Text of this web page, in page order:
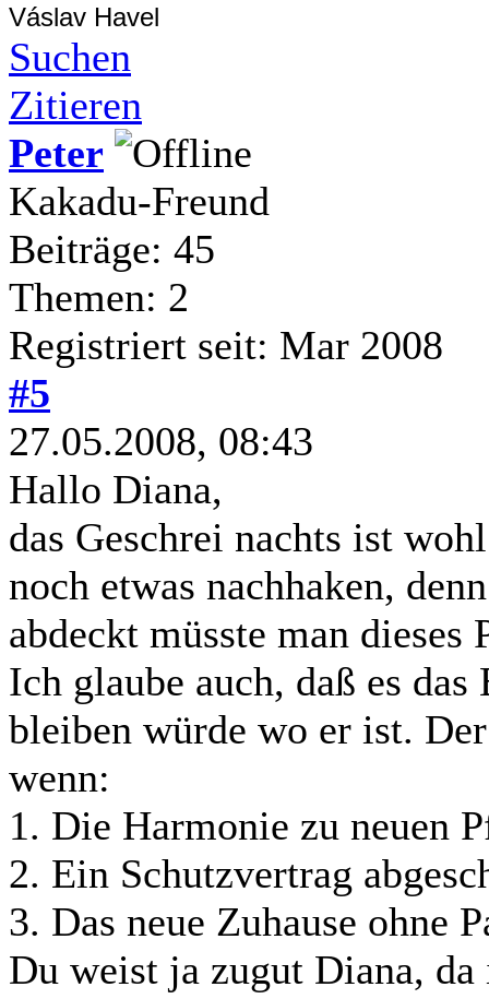
Váslav Havel
Suchen
Zitieren
Peter
Kakadu-Freund
Beiträge: 45
Themen: 2
Registriert seit: Mar 2008
#5
27.05.2008, 08:43
Hallo Diana,
das Geschrei nachts ist
noch etwas nachhaken,
abdeckt müsste man
Ich glaube auch, daß es
bleiben würde wo er ist.
wenn:
1. Die Harmonie zu neuen
2. Ein Schutzvertrag
3. Das neue Zuhause ohne
Du weist ja zugut Diana,